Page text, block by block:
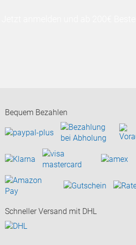
Bequem Bezahlen
Schneller Versand mit DHL